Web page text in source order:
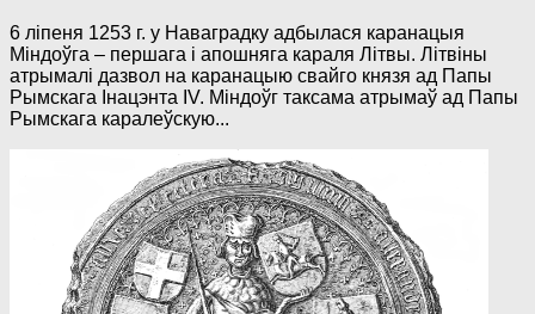
6 ліпеня 1253 г. у Наваградку адбылася каранацыя
Міндоўга – першага і апошняга караля Літвы. Літвіны
атрымалі дазвол на каранацыю свайго князя ад Папы
Рымскага Інацэнта IV. Міндоўг таксама атрымаў ад Папы
Рымскага каралеўскую...